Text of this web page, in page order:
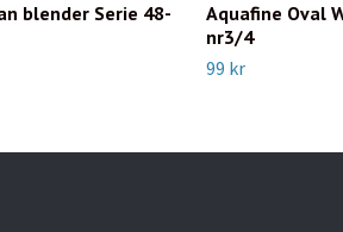
blender Serie 48-
Aquafine Oval
nr3/4
99 kr